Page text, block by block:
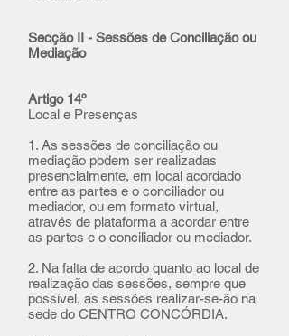
Secção II - Sessões de Conciliação ou
Mediação
Artigo 14º
Local e Presenças
1. As sessões de conciliação ou
mediação podem ser realizadas
presencialmente, em local acordado
entre as partes e o conciliador ou
mediador, ou em formato virtual,
através de plataforma a acordar entre
as partes e o conciliador ou mediador.
2. Na falta de acordo quanto ao local de
realização das sessões, sempre que
possível, as sessões realizar-se-ão na
sede do CENTRO CONCÓRDIA.